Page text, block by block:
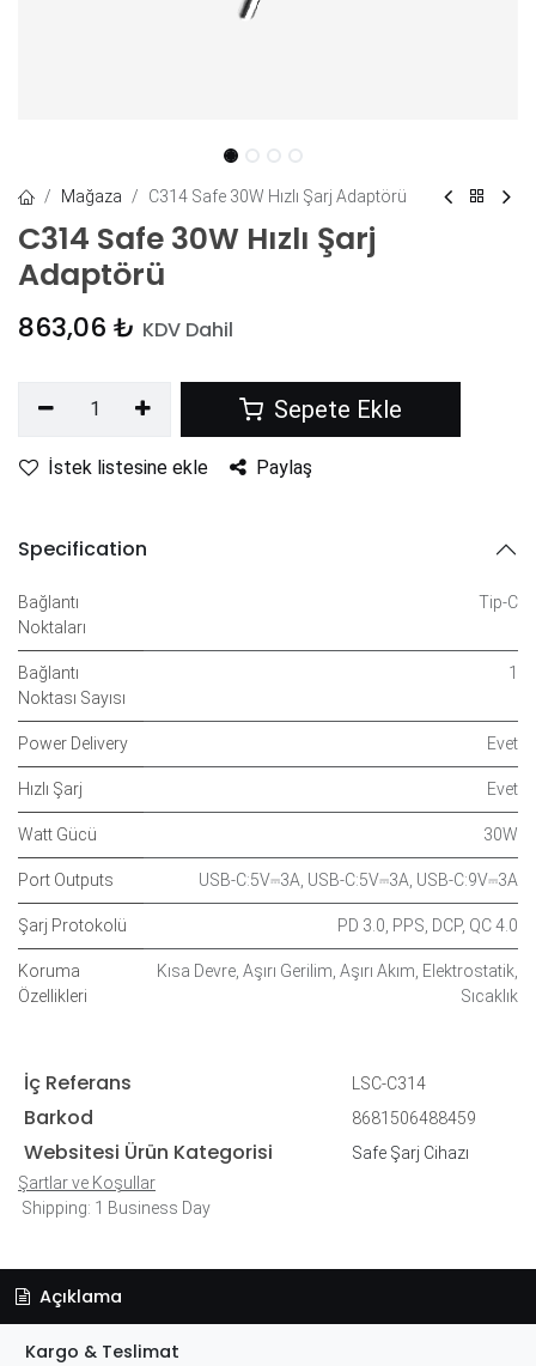
Mağaza C314 Safe 30W Hızlı Şarj Adaptörü
C314 Safe 30W Hızlı Şarj
Adaptörü
863,06 ₺ KDV Dahil
Sepete Ekle
İstek listesine ekle Paylaş
Specification
Bağlantı
Noktaları
Tip-C
Bağlantı
Noktası Sayısı
1
Power Delivery Evet
Hızlı Şarj Evet
Watt Gücü 30W
Port Outputs USB-C:5V⎓3A USB-C:5V⎓3A USB-C:9V⎓3A
Şarj Protokolü PD 3.0 PPS DCP, QC 4.0
Koruma
Özellikleri
Kısa Devre Aşırı Gerilim Aşırı Akım Elektrostatik
Sıcaklık
İç Referans LSC-C314
Barkod 8681506488459
Websitesi Ürün Kategorisi
Safe Şarj Cihazı
Şartlar ve Koşullar
Shipping: 1 Business Day
Açıklama
Kargo & Teslimat